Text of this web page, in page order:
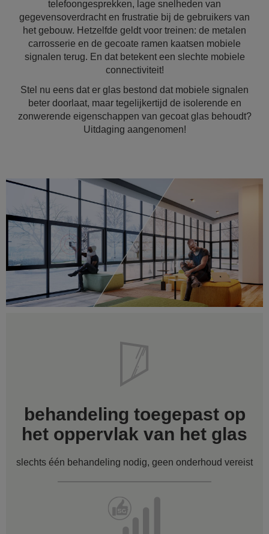
telefoongesprekken, lage snelheden van
gegevensoverdracht en frustratie bij de gebruikers van
het gebouw. Hetzelfde geldt voor treinen: de metalen
carrosserie en de gecoate ramen kaatsen mobiele
signalen terug. En dat betekent een slechte mobiele
connectiviteit!
Stel nu eens dat er glas bestond dat mobiele signalen
beter doorlaat, maar tegelijkertijd de isolerende en
zonwerende eigenschappen van gecoat glas behoudt?
Uitdaging aangenomen!
behandeling toegepast op
het oppervlak van het glas
slechts één behandeling nodig, geen onderhoud vereist